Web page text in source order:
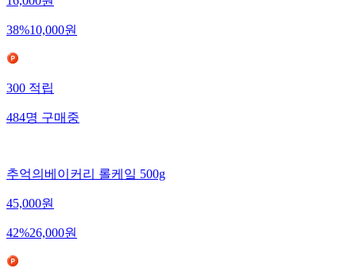
16,000원
38%10,000원
300적립
484명구매중
추억의베이커리 롤케잌 500g
45,000원
42%26,000원